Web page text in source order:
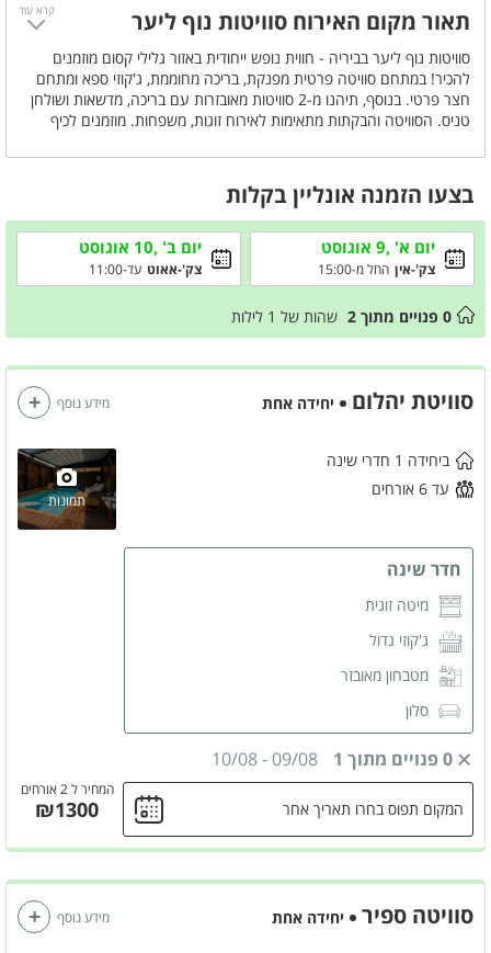
תאור מקום האירוח סוויטות נוף ליער
סוויטות נוף ליער בביריה - חווית נופש ייחודית באזור גלילי קסום מוזמנים
להכיר! במתחם סוויטה פרטית מפנקת, בריכה מחוממת, ג'קוזי ספא ומתחם
חצר פרטי. בנוסף, תיהנו מ-2 סוויטות מאובזרות עם בריכה, מדשאות ושולחן
טניס. הסוויטה והבקתות מתאימות לאירוח זוגות, משפחות. מוזמנים לכיף
המתחם מציע גמישות מלאה ומאפשר לבחור את חוויית האירוח המתאימה
סוויטה עם בריכה פרטית - ליהנות מהמתחם כולו, כולל הבריכה והחצר,
בפרטיות מלאה וללא אורחים נוספים.
סוויטה עם בריכה משותפת - חופשה זוגית מפנקת במחיר משתלם עם גישה
למתחם הבריכה.
הזמנת שתי הסוויטות יחד - מושלם למשפחות, זוגות חברים או קבוצות
המעוניינים ליהנות מכל המתחם, כולל הבריכה והחצר, באופן פרטי ובלעדי.
קרא עוד
בצעו הזמנה אונליין בקלות
יום א' ,9 אוגוסט
צק'-אין החל מ-15:00
יום ב' ,10 אוגוסט
צק'-אאוט עד-11:00
0 פנויים מתוך 2 שהות של 1 לילות
סוויטת יהלום יחידה אחת
תמונות
ביחידה 1 חדרי שינה
עד 6 אורחים
חדר שינה
מיטה זוגית
ג'קוזי גדול
מטבחון מאובזר
סלון
מסך LCD
חיבור לנטפליקס
מזגן
שידות לאחסון
חדר רחצה פרטי
מידע נוסף
המחיר ל 2 אורחים
0 פנויים מתוך 1 09/08
-
10/08
₪1300 המקום תפוס בחרו תאריך אחר
סוויטה ספיר יחידה אחת מידע נוסף